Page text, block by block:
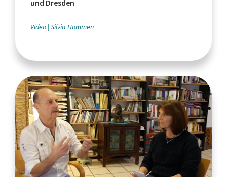
und Dresden
Video Silvia Hommen